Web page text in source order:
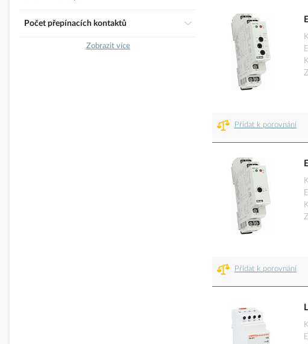
Přidat k porovnání
Přidat k porovnání
Počet přepínacích kontaktů
Zobrazit více